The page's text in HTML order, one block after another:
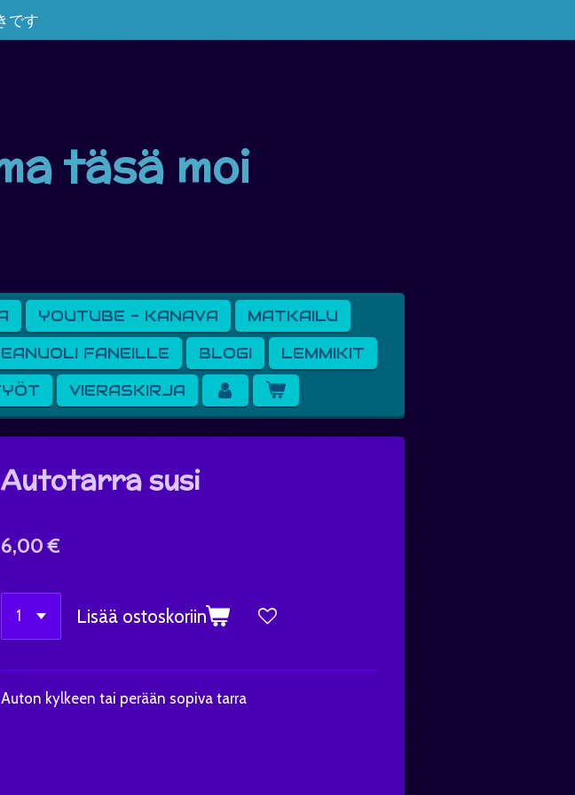
です
täsä moi
YOUTUBE - KANAVA
MATKAILU
FANEILLE BLOGI
LEMMIKIT
VIERASKIRJA
Autotarra susi
6,00 €
Lisää ostoskoriin
Auton kylkeen tai perään sopiva tarra